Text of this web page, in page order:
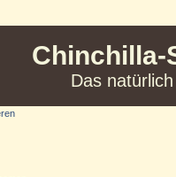
Chinchilla-
Das